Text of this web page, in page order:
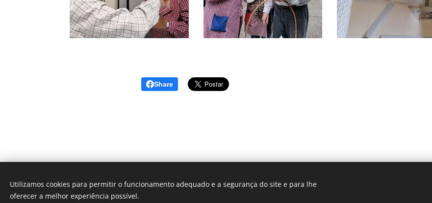
Share
© 2025 Centro Sagrada Família | Todos os direitos reservados.
Utilizamos cookies para permitir o funcionamento adequado e a segurança do site e para lhe
oferecer a melhor experiência possível.